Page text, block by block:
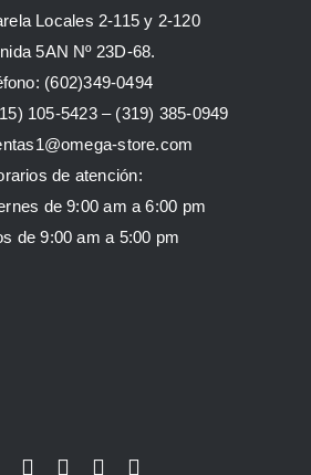
Locales 2-115 y 2-120
5AN Nº 23D-68.
(602)349-0494
105-5423 – (319) 385-0949
store.com
de atención:
de 9:00 am a 6:00 pm
de 9:00 am a 5:00 pm